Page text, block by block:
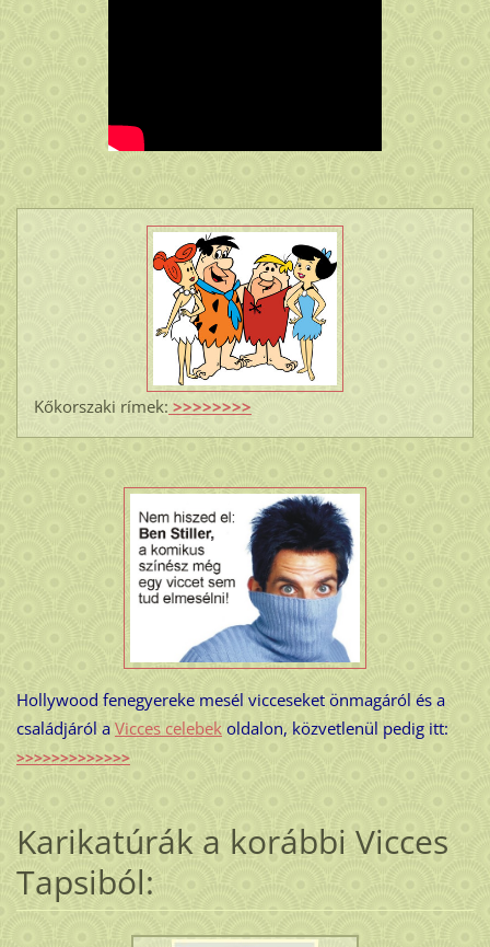
Kőkorszaki rímek: >>>>>>>>
Hollywood fenegyereke mesél vicceseket önmagáról és a
családjáról a Vicces celebek oldalon, közvetlenül pedig itt:
>>>>>>>>>>>>>
Karikatúrák a korábbi Vicces
Tapsiból: